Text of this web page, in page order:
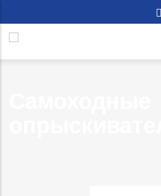
к
основному
содержанию